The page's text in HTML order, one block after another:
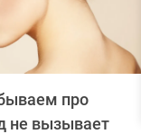
про
не вызывает